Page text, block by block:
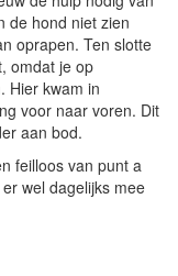
de hond niet zien
oprapen. Ten slotte
omdat je op
Hier kwam in
voor naar voren. Dit
aan bod.
feilloos van punt a
wel dagelijks mee